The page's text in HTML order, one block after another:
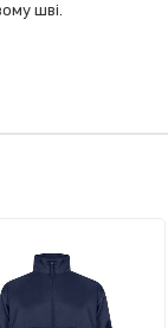
шві.